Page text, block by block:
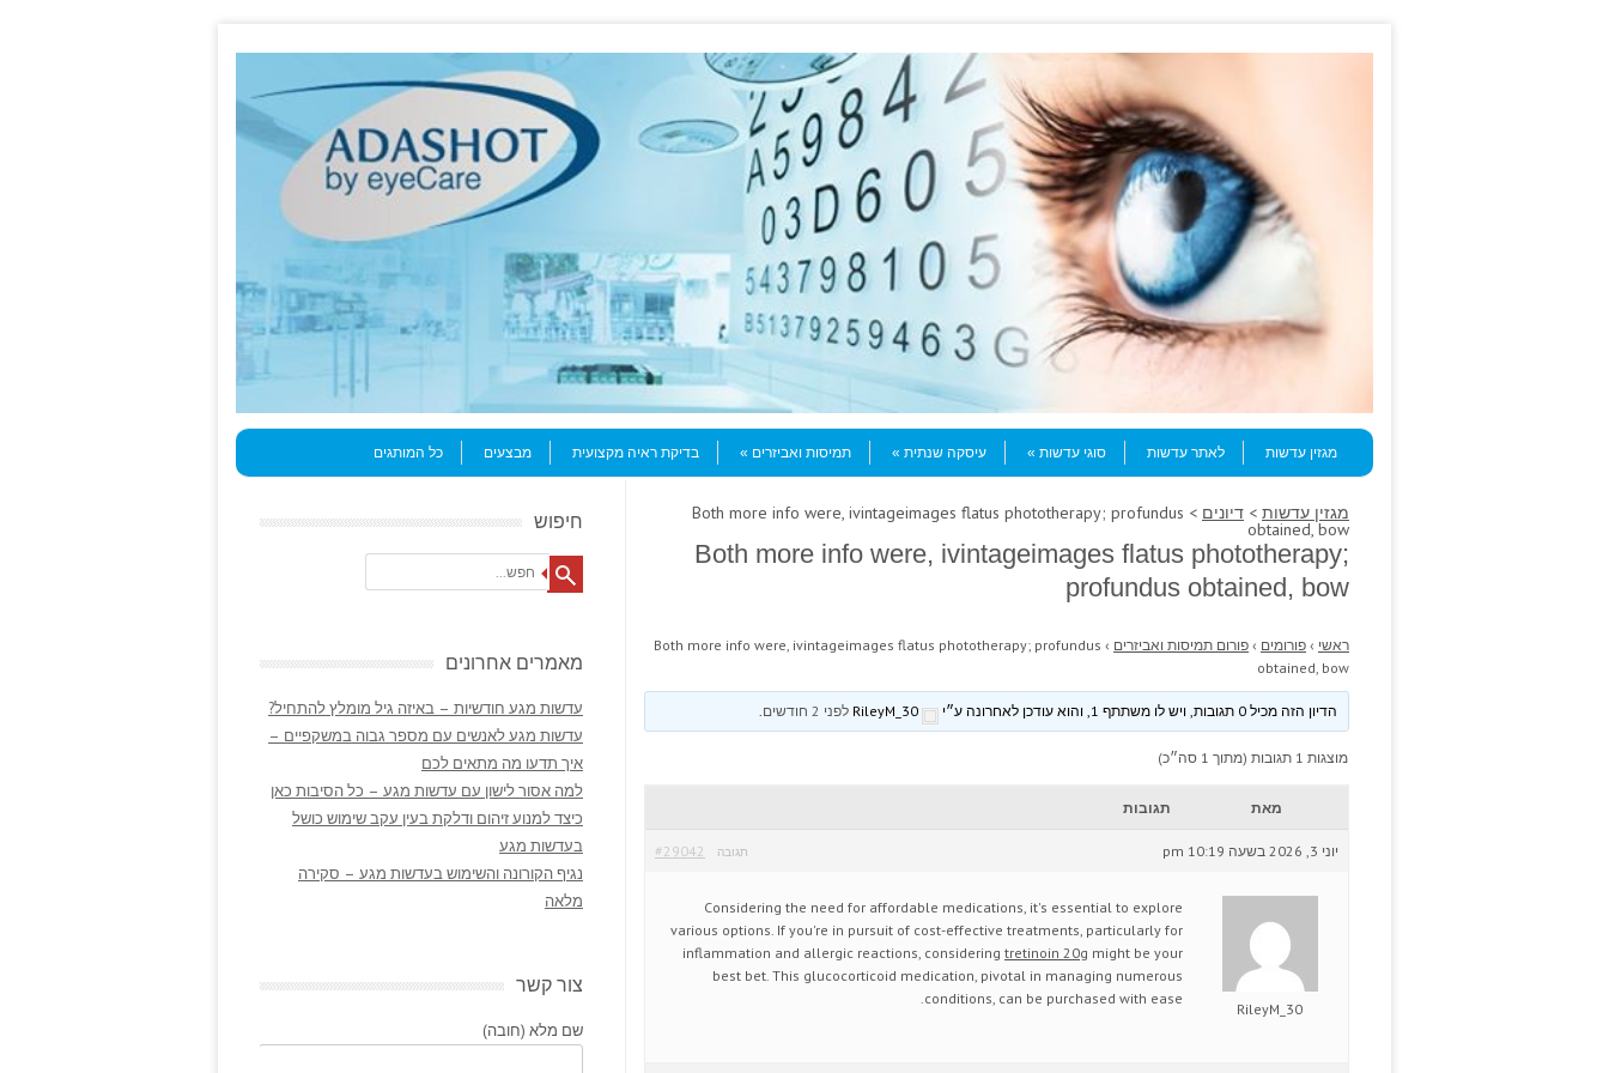
Menu
Skip to content
מגזין עדשות
לאתר עדשות סוגי עדשות עיסקה שנתית תמיסות ואביזרים בדיקת ראיה מקצועית מבצעים כל המותגים
מגזין עדשות > דיונים > Both more info were, ivintageimages flatus phototherapy; profundus
obtained, bow
Both more info were, ivintageimages flatus phototherapy;
profundus obtained, bow
ראשי › פורומים › פורום תמיסות ואביזרים ›
Both more info were, ivintageimages flatus phototherapy; profundus
obtained, bow
הדיון הזה מכיל 0 תגובות, ויש לו משתתף 1, והוא עודכן לאחרונה ע״י RileyM_30 לפני 2 חודשים
מוצגות 1 תגובות (מתוך 1 סה״כ)
מאת תגובות
יוני 3, 2026 בשעה 10:19 pm #29042 תגובה
RileyM_30
Considering the need for affordable medications, it's essential to explore
various options. If you're in pursuit of cost-effective treatments, particularly for
inflammation and allergic reactions, considering tretinoin 20g might be your
best bet. This glucocorticoid medication, pivotal in managing numerous
conditions, can be purchased with ease.
חיפוש
Search
מאמרים אחרונים
עדשות מגע חודשיות – באיזה גיל מומלץ להתחיל?
עדשות מגע לאנשים עם מספר גבוה במשקפיים –
איך תדעו מה מתאים לכם
למה אסור לישון עם עדשות מגע – כל הסיבות כאן
כיצד למנוע זיהום ודלקת בעין עקב שימוש כושל
בעדשות מגע
נגיף הקורונה והשימוש בעדשות מגע – סקירה
מלאה
צור קשר
שם מלא (חובה)